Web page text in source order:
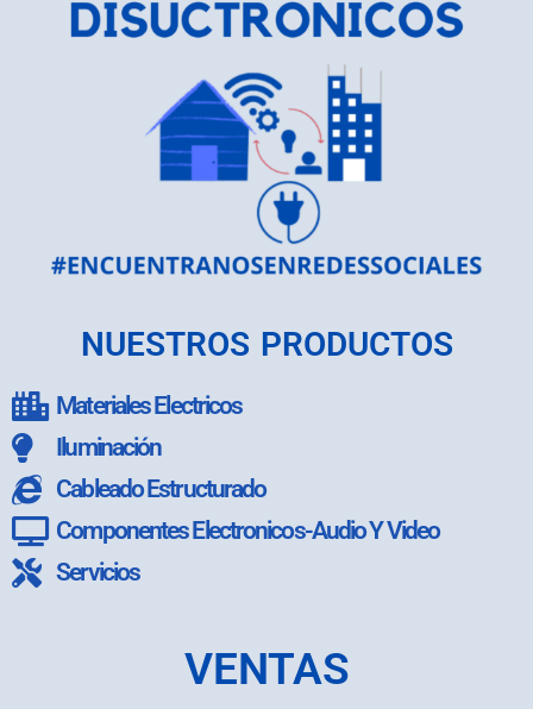
NUESTROS PRODUCTOS
Materiales Electricos
Iluminación
Cableado Estructurado
Componentes Electronicos-Audio Y Video
Servicios
VENTAS